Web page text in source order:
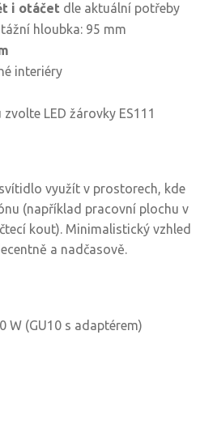
i otáčet dle aktuální potřeby
hloubka: 95 mm
interiéry
LED žárovky ES111
využít v prostorech, kde
(například pracovní plochu v
kout). Minimalistický vzhled
a nadčasově.
W (GU10 s adaptérem)